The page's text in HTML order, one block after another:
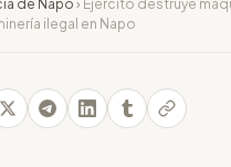
de Napo › Ejército destruye
ilegal en Napo